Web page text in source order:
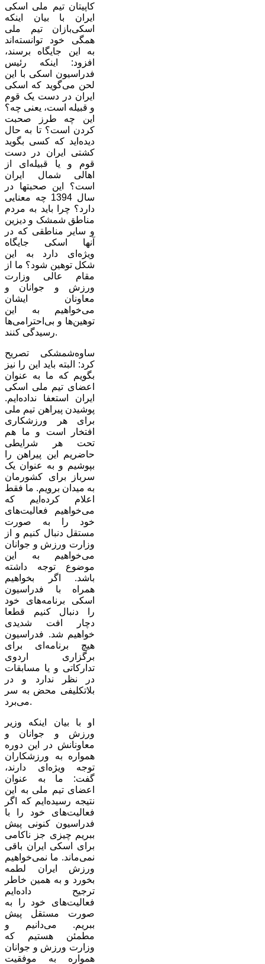
کاپیتان تیم ملی اسکی
ایران با بیان اینکه
اسکی‌بازان تیم ملی
همگی خود توانسته‌اند
به این جایگاه برسند،
افزود: اینکه رئیس
فدراسیون اسکی با این
لحن می‌گوید که اسکی
ایران در دست یک قوم
و قبیله است، یعنی چه؟
این چه طرز صحبت
کردن است؟ تا به حال
دیده‌اید که کسی بگوید
کشتی ایران در دست
قوم و یا قبیله‌ای از
اهالی شمال ایران
است؟ این صحبتها در
سال 1394 چه معنایی
دارد؟ چرا باید به مردم
مناطق شمشک و دیزین
و سایر مناطقی که در
آنها اسکی جایگاه
ویژه‌ای دارد به این
شکل توهین شود؟ ما از
مقام عالی وزارت
ورزش و جوانان و
معاونان ایشان
می‌خواهیم به این
توهین‌ها و بی‌احترامی‌ها
رسیدگی کنند.
ساوه‌شمشکی تصریح
کرد: البته باید این را نیز
بگویم که ما به عنوان
اعضای تیم ملی اسکی
ایران استعفا نداده‌ایم.
پوشیدن پیراهن تیم ملی
برای هر ورزشکاری
افتخار است و ما هم
تحت هر شرایطی
حاضریم این پیراهن را
بپوشیم و به عنوان یک
سرباز برای کشورمان
به میدان برویم. ما فقط
اعلام کرده‌ایم که
می‌خواهیم فعالیت‌های
خود را به صورت
مستقل دنبال کنیم و از
وزارت ورزش و جوانان
می‌خواهیم به این
موضوع توجه داشته
باشد. اگر بخواهیم
همراه با فدراسیون
اسکی برنامه‌های خود
را دنبال کنیم قطعا
دچار افت شدیدی
خواهیم شد. فدراسیون
هیچ‌ برنامه‌ای برای
برگزاری اردوی
تدارکاتی و یا مسابقات
در نظر ندارد و در
بلاتکلیفی محض به سر
می‌برد.
او با بیان اینکه وزیر
ورزش و جوانان و
معاونانش در این دوره
همواره به ورزشکاران
توجه ویژه‌ای دارند،
گفت: ما به عنوان
اعضای تیم ملی به این
نتیجه رسیده‌ایم که اگر
فعالیت‌های خود را با
فدراسیون کنونی پیش
ببریم چیزی جز ناکامی
برای اسکی ایران باقی
نمی‌ماند. ما نمی‌خواهیم
ورزش ایران لطمه
بخورد و به همین خاطر
ترجیح داده‌ایم
فعالیت‌های خود را به
صورت مستقل پیش
ببریم. می‌دانیم و
مطمئن هستیم که
وزارت ورزش و جوانان
همواره به موفقیت